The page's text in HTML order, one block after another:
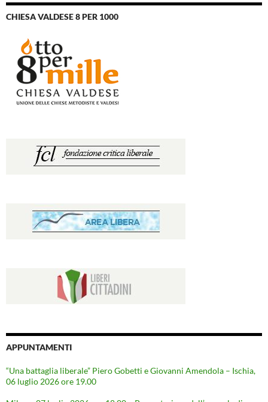
CHIESA VALDESE 8 PER 1000
APPUNTAMENTI
“Una battaglia liberale” Piero Gobetti e Giovanni Amendola – Ischia,
06 luglio 2026 ore 19.00